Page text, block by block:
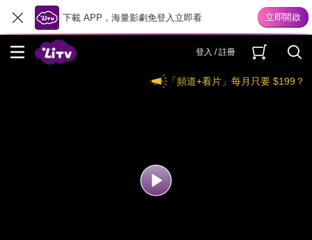
下載 APP，海量影劇免登入立即看
登入 / 註冊
「頻道+看片」每月只要 $199？